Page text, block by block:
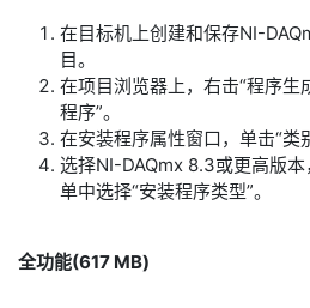
在目标机上创建和保存NI-
目。
在项目浏览器上，右击“程序生
程序”。
在安装程序属性窗口，单击“类
选择NI-DAQmx 8.3或更高版
单中选择“安装程序类型”。
全功能(617 MB)